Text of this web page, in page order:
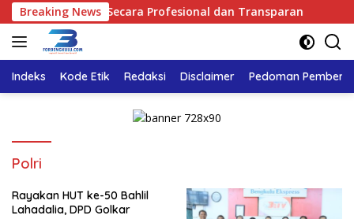
Langsung
ke
konten
Breaking NewsSecara Profesional dan Transparan
Indeks Kode Etik Redaksi Disclaimer Pedoman
Polri
Rayakan HUT ke-50 Bahlil
Lahadalia, DPD Golkar